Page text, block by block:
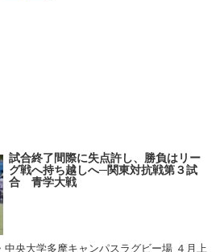
試合終了間際に失点許し、勝負はリー
グ戦へ持ち越しへ─関東対抗戦第３試
合 青学大戦
央大学多摩キャンパスラグビー場 ４月上